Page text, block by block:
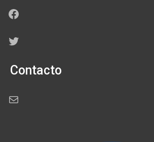
Facebook
Twitter
Contacto
Correo electrónico